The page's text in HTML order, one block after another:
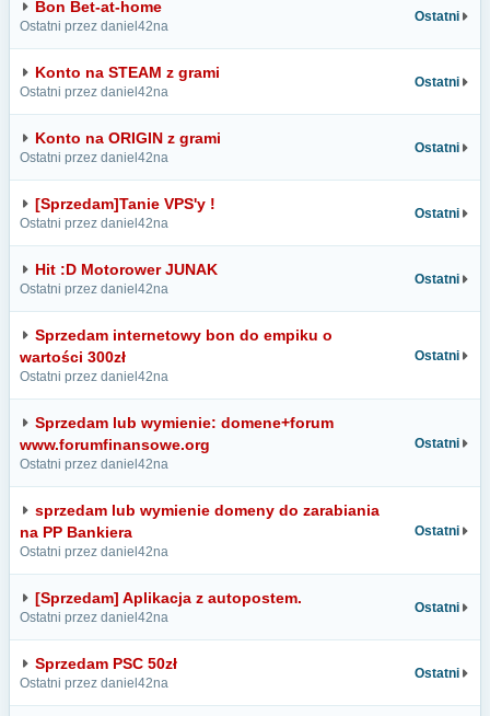
Bon Bet-at-home
Ostatni przez daniel42na
Ostatni
Konto na STEAM z grami
Ostatni przez daniel42na
Ostatni
Konto na ORIGIN z grami
Ostatni przez daniel42na
Ostatni
[Sprzedam]Tanie VPS'y !
Ostatni przez daniel42na
Ostatni
Hit :D Motorower JUNAK
Ostatni przez daniel42na
Ostatni
Sprzedam internetowy bon do empiku o
wartości 300zł
Ostatni przez daniel42na
Ostatni
Sprzedam lub wymienie: domene+forum
www.forumfinansowe.org
Ostatni przez daniel42na
Ostatni
sprzedam lub wymienie domeny do zarabiania
na PP Bankiera
Ostatni przez daniel42na
Ostatni
[Sprzedam] Aplikacja z autopostem.
Ostatni przez daniel42na
Ostatni
Sprzedam PSC 50zł
Ostatni przez daniel42na
Ostatni